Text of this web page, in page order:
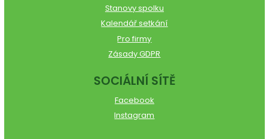
Stanovy spolku
Kalendář setkání
Pro firmy
Zásady GDPR
SOCIÁLNÍ SÍTĚ
Facebook
Instagram